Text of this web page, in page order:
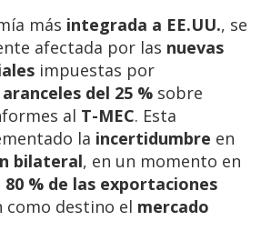
más integrada a EE.UU., se
afectada por las nuevas
impuestas por
aranceles del 25 % sobre
al T-MEC. Esta
la incertidumbre en
bilateral, en un momento en
80 % de las exportaciones
como destino el mercado